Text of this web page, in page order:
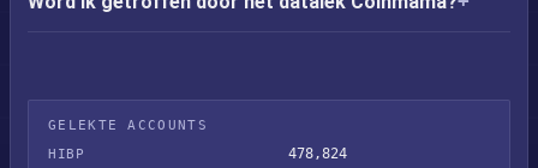
GELEKTE ACCOUNTS
HIBP
478,824